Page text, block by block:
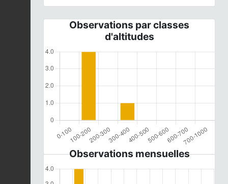
Observations par classes
d'altitudes
Observations mensuelles